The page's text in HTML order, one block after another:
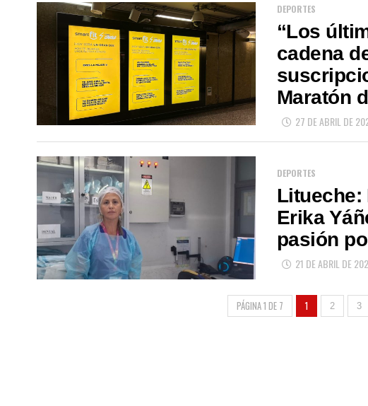
DEPORTES
“Los
cadena
Maratón
27 DE ABRIL DE
DEPORTES
Litueche:
Erika
pasión
21 DE ABRIL DE
PÁGINA 1 DE 7 1 2 3